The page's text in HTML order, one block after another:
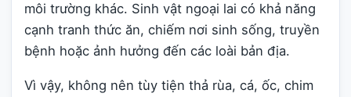
môi trường khác. Sinh vật ngoại lai có khả năng
cạnh tranh thức ăn, chiếm nơi sinh sống, truyền
bệnh hoặc ảnh hưởng đến các loài bản địa.
Vì vậy, không nên tùy tiện thả rùa, cá, ốc, chim